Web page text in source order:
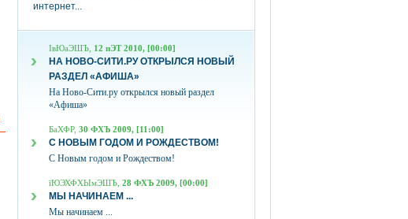
интернет...
ІвЮаЭШЪ, 12 пЭТ 2010, [00:00]
НА НОВО-СИТИ.РУ ОТКРЫЛСЯ НОВЫЙ
РАЗДЕЛ «АФИША»
На Ново-Сити.ру открылся новый раздел
«Афиша»
БаХФР, 30 ФХЪ 2009, [11:00]
С НОВЫМ ГОДОМ И РОЖДЕСТВОМ!
С Новым годом и Рождеством!
їЮЭХФХЫмЭШЪ, 28 ФХЪ 2009, [00:00]
МЫ НАЧИНАЕМ ...
Мы начинаем ...